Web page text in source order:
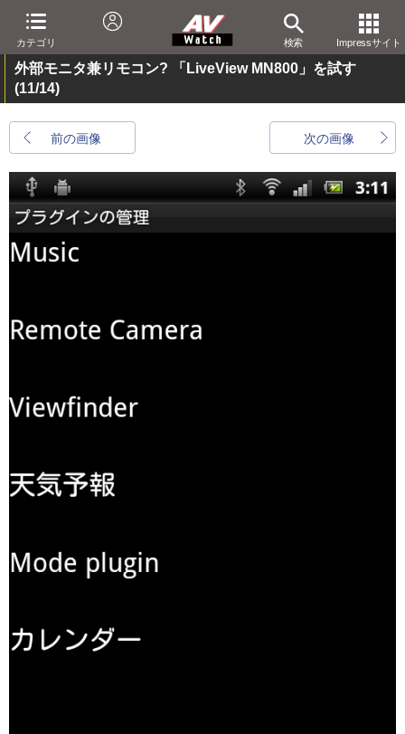
カテゴリ 検索 Impressサイト
外部モニタ兼リモコン? 「LiveView MN800」を試す
(11/14)
前の画像 次の画像